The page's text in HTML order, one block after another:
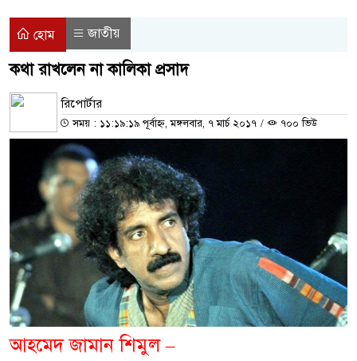
হোম জাতীয়
কথা রাখলেন না কালিকা প্রসাদ
রিপোর্টার
সময় : ১১:১৯:১৯ পূর্বাহ্ন, মঙ্গলবার, ৭ মার্চ ২০১৭ / ৭০০ ভিউ
আহমেদ জামান শিমুল –